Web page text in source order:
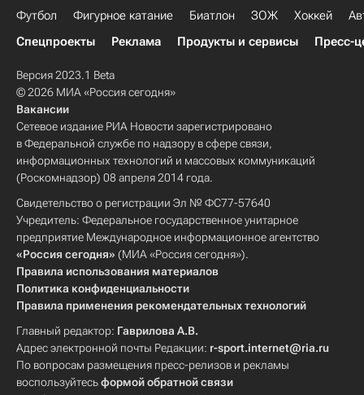
Футбол Фигурное катание Биатлон ЗОЖ Хоккей
Спецпроекты
Реклама Продукты и сервисы Пресс-
Версия 2023.1 Beta
© 2026 МИА «Россия сегодня»
Вакансии
Сетевое издание РИА Новости зарегистрировано
в Федеральной службе по надзору в сфере связи,
информационных технологий и массовых коммуникаций
(Роскомнадзор) 08 апреля 2014 года.
Свидетельство о регистрации Эл № ФС77-57640
Учредитель: Федеральное государственное унитарное
предприятие Международное информационное агентство
«Россия сегодня» (МИА «Россия сегодня»).
Правила использования материалов
Политика конфиденциальности
Правила применения рекомендательных технологий
Главный редактор: Гаврилова А.В.
Адрес электронной почты Редакции: r-sport.internet@ria.ru
По вопросам размещения пресс-релизов и рекламы
воспользуйтесьформой обратной связи